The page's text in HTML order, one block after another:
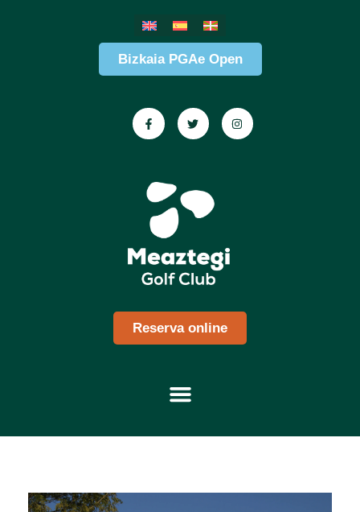
Bizkaia PGAe Open
Reserva online